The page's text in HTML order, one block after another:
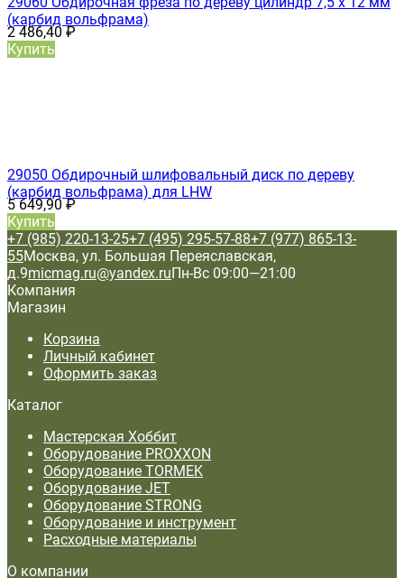
(карбид вольфрама)
2 486,40₽
Купить
29050 Обдирочный шлифовальный диск по дереву
(карбид вольфрама) для LHW
5 649,90₽
Купить
+7 (985) 220-13-25+7 (495) 295-57-88+7 (977) 865-13-
55Москва, ул. Большая Переяславская,
д.9micmag.ru@yandex.ruПн-Вс 09:00—21:00
Компания
Магазин
Корзина
Личный кабинет
Оформить заказ
Каталог
Мастерская Хоббит
Оборудование PROXXON
Оборудование TORMEK
Оборудование JET
Оборудование STRONG
Оборудование и инструмент
Расходные материалы
О компании